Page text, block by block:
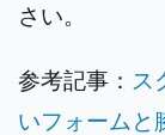
さい。
参考記事： ス
いフォームと